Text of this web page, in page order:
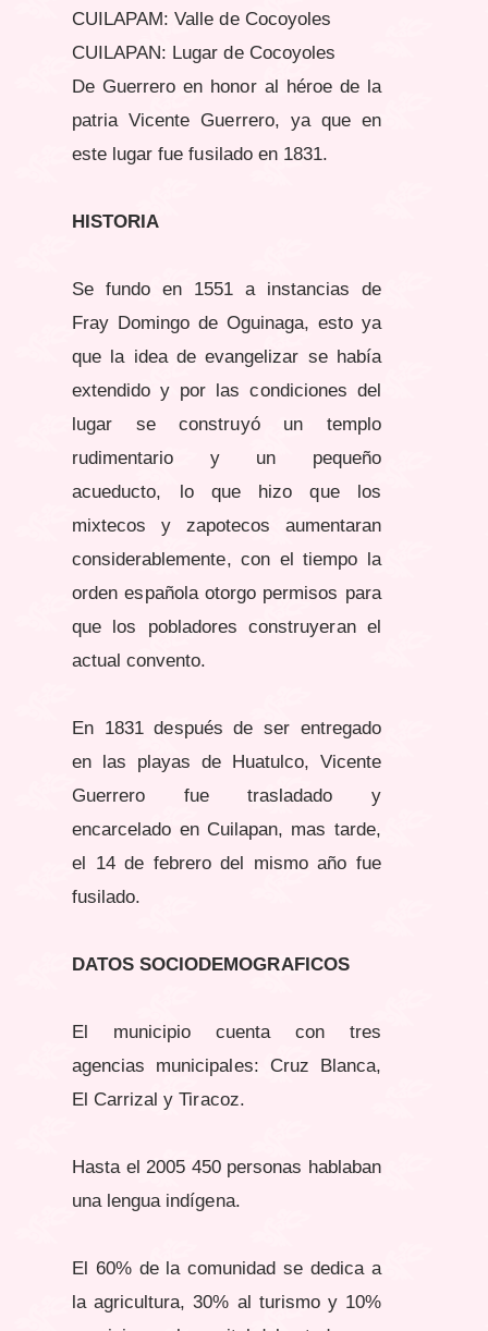
CUILAPAM: Valle de Cocoyoles
CUILAPAN: Lugar de Cocoyoles
De Guerrero en honor al héroe de la
patria Vicente Guerrero, ya que en
este lugar fue fusilado en 1831.
HISTORIA
Se fundo en 1551 a instancias de
Fray Domingo de Oguinaga, esto ya
que la idea de evangelizar se había
extendido y por las condiciones del
lugar se construyó un templo
rudimentario y un pequeño
acueducto, lo que hizo que los
mixtecos y zapotecos aumentaran
considerablemente, con el tiempo la
orden española otorgo permisos para
que los pobladores construyeran el
actual convento.
En 1831 después de ser entregado
en las playas de Huatulco, Vicente
Guerrero fue trasladado y
encarcelado en Cuilapan, mas tarde,
el 14 de febrero del mismo año fue
fusilado.
DATOS SOCIODEMOGRAFICOS
El municipio cuenta con tres
agencias municipales: Cruz Blanca,
El Carrizal y Tiracoz.
Hasta el 2005 450 personas hablaban
una lengua indígena.
El 60% de la comunidad se dedica a
la agricultura, 30% al turismo y 10%